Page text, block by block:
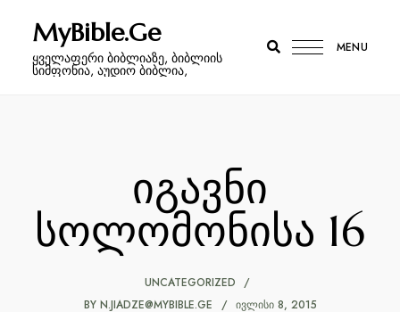
MyBible.Ge
ყველაფერი ბიბლიაზე, ბიბლიის
სიმფონია, აუდიო ბიბლია,
MENU
იგავნი
სოლომონისა 16
UNCATEGORIZED
BY N.JIADZE@MYBIBLE.GE ᲘᲕᲚᲘᲡᲘ 8, 2015